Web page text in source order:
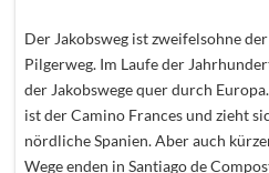
Der Jakobsweg ist zweifelsohne
Pilgerweg. Im Laufe der
der Jakobswege quer durch
ist der Camino Frances und zieht
nördliche Spanien. Aber auch
Wege enden in Santiago de